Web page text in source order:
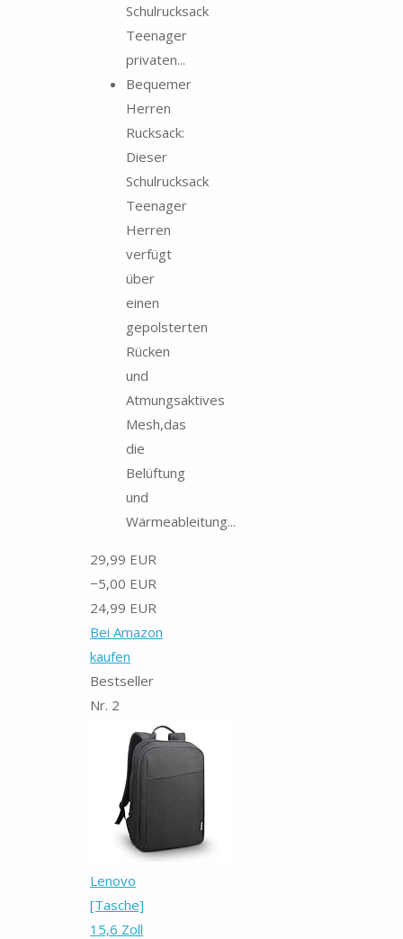
Schulrucksack
Teenager
privaten...
Bequemer
Herren
Rucksack:
Dieser
Schulrucksack
Teenager
Herren
verfügt
über
einen
gepolsterten
Rücken
und
Atmungsaktives
Mesh,das
die
Belüftung
und
Wärmeableitung...
29,99 EUR
−5,00 EUR
24,99 EUR
Bei Amazon
kaufen
Bestseller
Nr. 2
Lenovo
[Tasche]
15,6 Zoll